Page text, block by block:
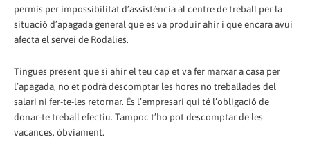
permís per impossibilitat d’assistència al centre de treball per la
situació d’apagada general que es va produir ahir i que encara avui
afecta el servei de Rodalies.
Tingues present que si ahir el teu cap et va fer marxar a casa per
l’apagada, no et podrà descomptar les hores no treballades del
salari ni fer-te-les retornar. És l’empresari qui té l’obligació de
donar-te treball efectiu. Tampoc t’ho pot descomptar de les
vacances, òbviament.